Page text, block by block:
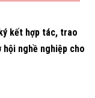
ký kết hợp tác, trao
nghề nghiệp cho